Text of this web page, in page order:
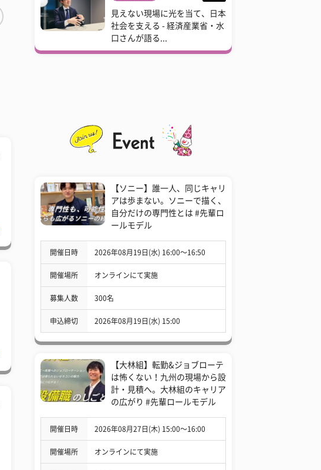
見えない現場に光を当て、日本
社会を支える - 経済産業省・水
口さんが語る...
【ソニー】誰一人、同じキャリ
アは歩まない。ソニーで描く、
自分だけの専門性とは #先輩ロ
ールモデル
開催日時 2026年08月19日(水) 16:00〜16:50
開催場所 オンラインにて実施
募集人数 300名
申込締切 2026年08月19日(水) 15:00
【大林組】転勤&ジョブローテ
は怖くない！九州の現場から設
計・見積へ。大林組のキャリア
の広がり #先輩ロールモデル
開催日時 2026年08月27日(木) 15:00〜16:00
開催場所 オンラインにて実施